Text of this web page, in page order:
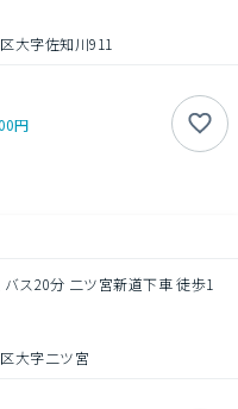
大字佐知川911
円
ス20分 二ツ宮新道下車 徒歩1
大字二ツ宮